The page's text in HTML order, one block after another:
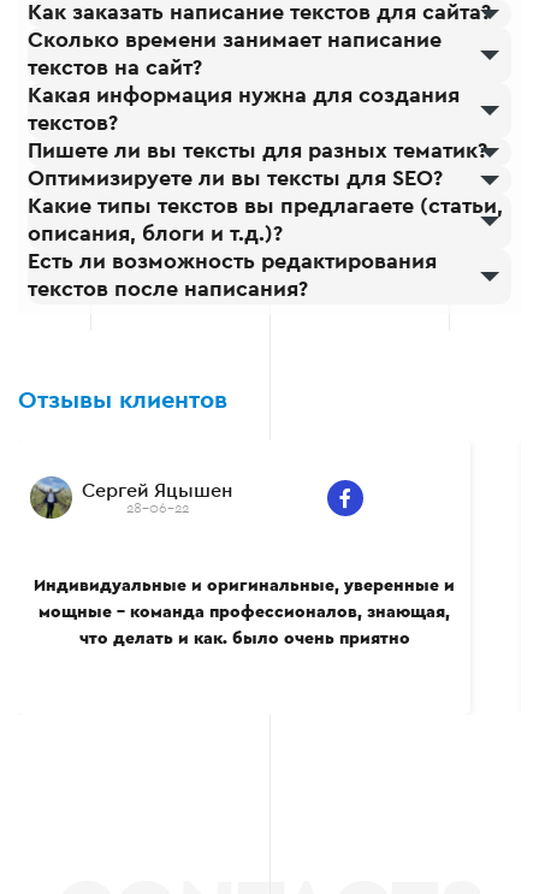
Анализ конкурентов
Мы детально исследуем,
работают с семантикой,
они используют, и на
каких позициях
находятся. Это помогает
возможности для вашего
бизнеса и избежать
Как заказать написание текстов для сайта?
Сколько времени занимает написание
текстов на сайт?
Какая информация нужна для создания
текстов?
Пишете ли вы тексты для разных тематик?
Оптимизируете ли вы тексты для SEO?
Какие типы текстов вы предлагаете (статьи,
описания, блоги и т.д.)?
Есть ли возможность редактирования
текстов после написания?
Отзывы клиентов
Сергей Яцышен
28-06-22
Индивидуальные и оригинальные, уверенные и
мощные – команда профессионалов, знающая,
что делать и как. было очень приятно